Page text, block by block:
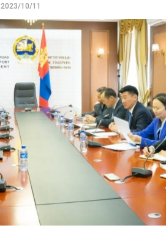
2023/10/11